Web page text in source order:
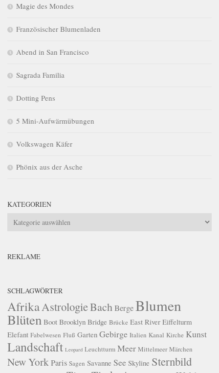
Magie des Mondes
Französischer Blumenladen
Abend in San Francisco
Sagrada Familia
Dotting Pens
5 Mini-Aufwärmübungen
Volkswagen Käfer
Phönix aus der Asche
KATEGORIEN
Kategorien
REKLAME
SCHLAGWÖRTER
Afrika AstrologieBach BergeBlumen
Blüten Boot Brooklyn Bridge Brücke East River Eiffelturm
Elefant Fabelwesen Fluß Garten Gebirge Italien Kanal Kirche Kunst
Landschaft Leopard Leuchtturm Meer Mittelmeer Märchen
New YorkParis Sagen Savanne See Skyline Sternbild